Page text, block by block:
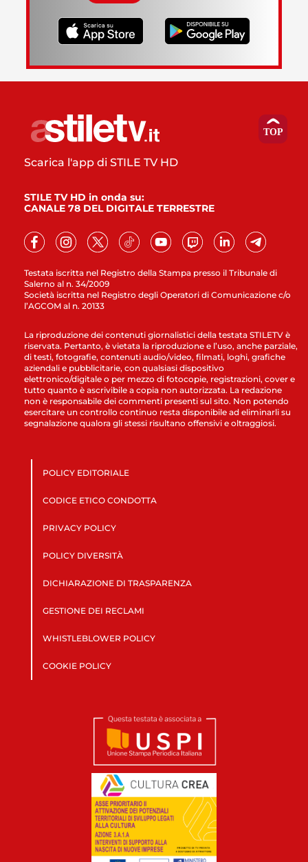
Testata iscritta nel Registro della Stampa presso il Tribunale di
Salerno al n. 34/2009
Società iscritta nel Registro degli Operatori di Comunicazione c/o
l’AGCOM al n. 20133
Scarica l'app di STILE TV HD
STILE TV HD in onda su:
CANALE 78 DEL DIGITALE TERRESTRE
La riproduzione dei contenuti giornalistici della testata STILETV è
riservata. Pertanto, è vietata la riproduzione e l’uso, anche parziale,
di testi, fotografie, contenuti audio/video, filmati, loghi, grafiche
aziendali e pubblicitarie, con qualsiasi dispositivo
elettronico/digitale o per mezzo di fotocopie, registrazioni, cover e
tutto quanto è ascrivibile a copia non autorizzata. La redazione
non è responsabile dei commenti presenti sul sito. Non potendo
esercitare un controllo continuo resta disponibile ad eliminarli su
segnalazione qualora gli stessi risultano offensivi e oltraggiosi.
POLICY EDITORIALE
CODICE ETICO CONDOTTA
PRIVACY POLICY
POLICY DIVERSITÀ
DICHIARAZIONE DI TRASPARENZA
GESTIONE DEI RECLAMI
WHISTLEBLOWER POLICY
COOKIE POLICY